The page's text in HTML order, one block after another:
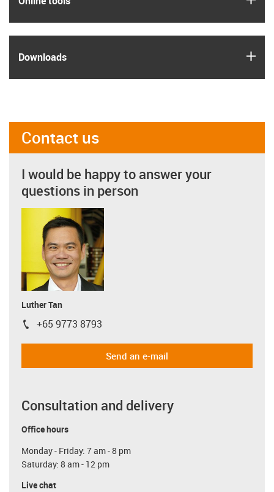
Downloads
Contact us
I would be happy to answer your
questions in person
Luther Tan
igus-icon-phone
+65 9773 8793
Send an e-mail
Consultation and delivery
Office hours
Monday - Friday: 7 am - 8 pm
Saturday: 8 am - 12 pm
Live chat